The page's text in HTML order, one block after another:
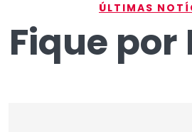
ÚLTIMAS
Fique por